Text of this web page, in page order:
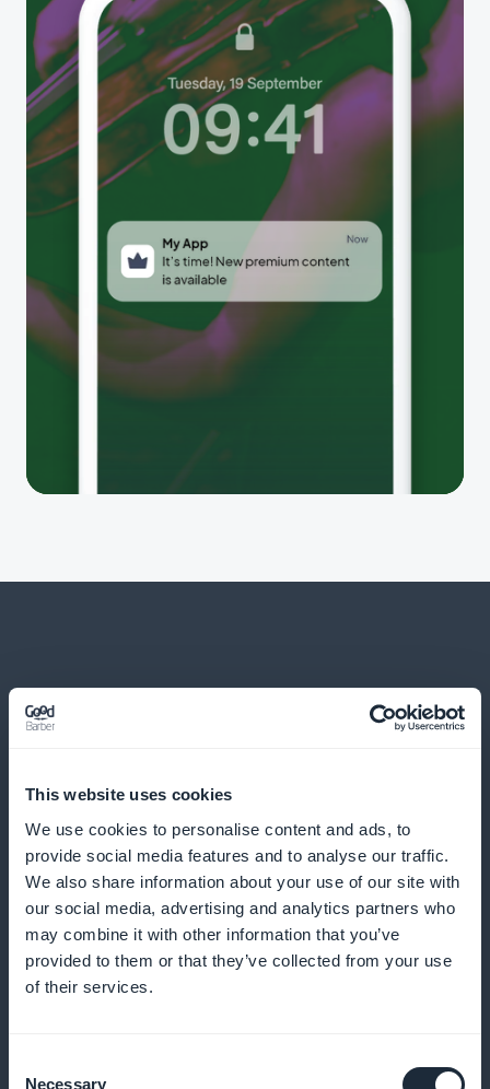
This website uses cookies
We use cookies to personalise content and ads, to
provide social media features and to analyse our traffic.
We also share information about your use of our site with
our social media, advertising and analytics partners who
may combine it with other information that you’ve
provided to them or that they’ve collected from your use
of their services.
Necessary
Und viele andere Dinge
Analyse von künstlerischen Trends
Bieten Sie Einblicke in aktuelle Kunsttrends, um den
Nutzern zu helfen, auf dem Laufenden zu bleiben und